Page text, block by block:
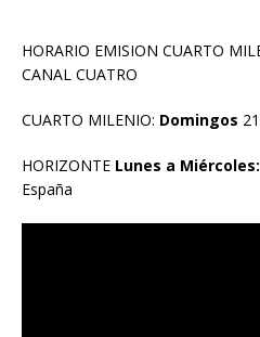
HORARIO EMISION CUARTO
CANAL CUATRO
CUARTO MILENIO: Domingos
HORIZONTE Lunes a Miércoles:
España